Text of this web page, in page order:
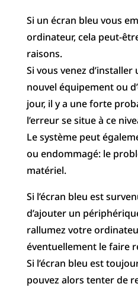
Si un écran bleu vous
ordinateur, cela peut-
raisons.
Si vous venez
nouvel équipement ou
jour, il y a une forte
l’erreur se situe à ce
Le système peut
ou endommagé: le
matériel.
Si l’écran bleu est
d’ajouter un
rallumez votre
éventuellement le faire
Si l’écran bleu est
pouvez alors tenter de